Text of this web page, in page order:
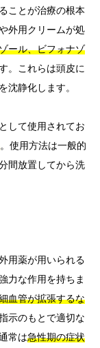
ことが治療の根本
外用クリームが処
ール、ビフォナゾ
。これらは頭皮に
沈静化します。
して使用されてお
。使用方法は一般的
間放置してから洗
用薬が用いられる
力な作用を持ちま
血管が拡張するな
示のもとで適切な
常は急性期の症状